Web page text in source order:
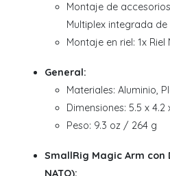
Montaje de
Multiplex integrada
Montaje en riel: 1x Riel
General:
Materiales: Aluminio,
Dimensiones: 5.5 x
Peso: 9.3 oz / 264 g
SmallRig Magic Arm
NATO):